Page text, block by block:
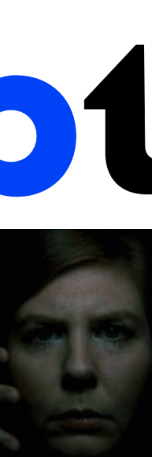
ล่นยาวไป บทเกริ่นนำประมา
นังทั้งเรื่องนั่นเลยครับ แน
กกับการตีความมากขึ้นด้ว
ซียนแท้อย่าง บาบัก อันวารี
บจำกัดตามสไตล์หนังโนเน
ผสมผสานจุดแข็งของหนัง
จริง รวมถึงแนวคิดของผีอิส
ไป รวมเข้ากับการเดินเรื่อ
ลโลก และการใส่รหัสสัญญ
ด้กลมกล่อมมากๆ นี่ล่ะครับ
งวัลขึ้นมาได้ หนังเล่าถึง ชิเ
ในวงการโทรทัศน์มาอย่าง
กัลป์ กัลย์จาฤก บอสใหญ่แ
ห้องหุ่น มาแล้ว มานำทัพที
ลิตซีรีส์จบในตอนที่ชื่อ ยา
จ้าทางตามคติการนับถือผี
ม ก่อนที่พุทธศาสนาจะเข้า
าเป็นผีผู้สร้างโลก โดยทั้ง
ชื่อทางพุทธและพราห์มเข้
า ยายกะลา ตากะลี จัดเ
หมอผีจะเข้าไปทำกิจอันใ
าก่อนว่าจะยินยอมให้ทำกิจ
หลืองศพไปทำน้ำมันพลาย
ม่พอใจในเครื่องเซ่นไหว้ ห
ด้…
หาวแล้วหาวอีก
ลายคนจับตามองไม่น้อยเ
อของ Darren Lynn
อหนังรู้จักกันดีอย่าง Saw ใ
สยองขวัญเรื่องใหม่ (ชื่อภา
าจะยังคงความซาดิสต์เข้ม
ผลงานหนังสั้นจากผู้
Lights Out ที่กำลังหลอกห
ยาวได้เพียงเรื่องเดียวก็ต
ผลงานส่วนตัวของแกแล้ว ต้
เลยๆทีเดียว เรียกว่ากะเอ
นมีไอเดียในการหลอกชาว
ะความเชื่อร่วมสมัยมาอยุ่ใ
ำหนังสั้นตัวพีคๆของเฮียแก